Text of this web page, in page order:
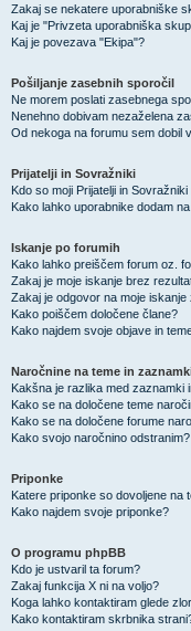
Zakaj se nekatere uporabniške
Kaj je "Privzeta uporabniška
Kaj je povezava "Ekipa"?
Pošiljanje zasebnih sporočil
Ne morem poslati zasebnega
Nenehno dobivam nezaželena
Od nekoga na forumu sem dobil
Prijatelji in Sovražniki
Kdo so moji Prijatelji in
Kako lahko uporabnike dodam
Iskanje po forumih
Kako lahko preiščem forum oz.
Zakaj je moje iskanje brez
Zakaj je odgovor na moje
Kako poiščem določene člane?
Kako najdem svoje objave in
Naročnine na teme in
Kakšna je razlika med zaznamki
Kako se na določene teme
Kako se na določene forume
Kako svojo naročnino odstranim?
Priponke
Katere priponke so dovoljene na
Kako najdem svoje priponke?
O programu phpBB
Kdo je ustvaril ta forum?
Zakaj funkcija X ni na voljo?
Koga lahko kontaktiram glede
Kako kontaktiram skrbnika